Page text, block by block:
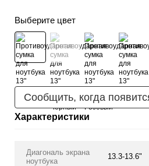
Выберите цвет
Сообщить, когда
Характеристики
Диагональ экрана
ноутбука
13.3-13.6"